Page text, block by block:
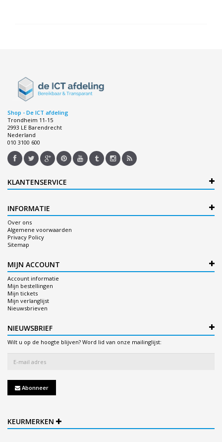
Shop - De ICT afdeling
Trondheim 11-15
2993 LE Barendrecht
Nederland
010 3100 600
KLANTENSERVICE
INFORMATIE
Over ons
Algemene voorwaarden
Privacy Policy
Sitemap
MIJN ACCOUNT
Account informatie
Mijn bestellingen
Mijn tickets
Mijn verlanglijst
Nieuwsbrieven
NIEUWSBRIEF
Wilt u op de hoogte blijven? Word lid van onze mailinglijst:
Abonneer
KEURMERKEN